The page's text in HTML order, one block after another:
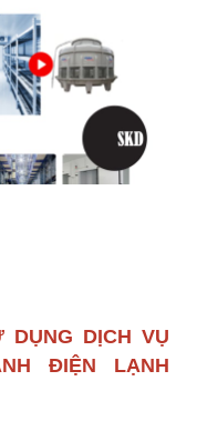
DỊCH VỤ
ĐIỆN LẠNH